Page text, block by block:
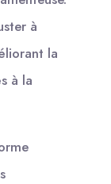
à
la
à la